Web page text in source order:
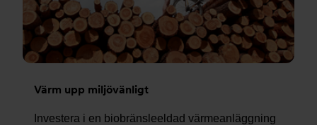
Värm upp miljövänligt
Investera i en biobränsleeldad värmeanläggning